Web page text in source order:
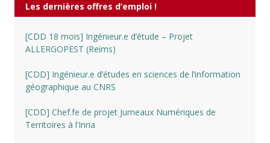
Les dernières offres d’emploi !
[CDD 18 mois] Ingénieur.e d’étude – Projet
ALLERGOPEST (Reims)
[CDD] Ingénieur.e d’études en sciences de l’information
géographique au CNRS
[CDD] Chef.fe de projet Jumeaux Numériques de
Territoires à l’Inria